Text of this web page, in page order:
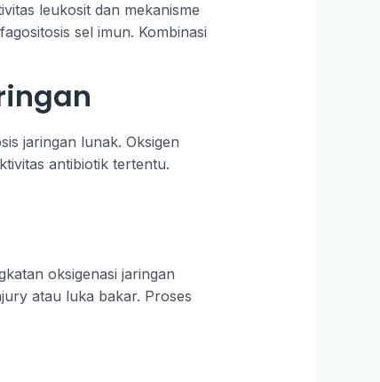
leukosit dan mekanisme
sel imun. Kombinasi
jaringan lunak. Oksigen
antibiotik tertentu.
oksigenasi jaringan
atau luka bakar. Proses